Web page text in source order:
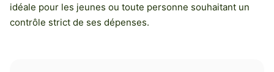
idéale pour les jeunes ou toute personne souhaitant un
contrôle strict de ses dépenses.